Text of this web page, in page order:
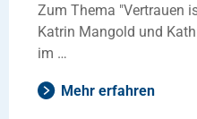
Zum Thema "Vertrauen
Katrin Mangold und
im …
Mehr erfahren